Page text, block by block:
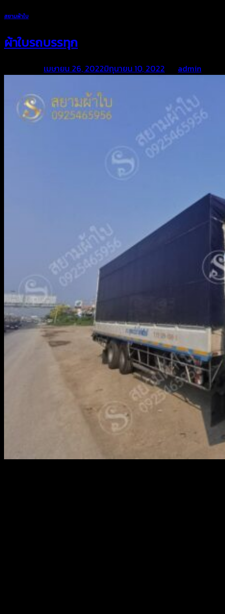
สยามผ้าใบ
ผ้าใบรถบรรทุก
เมษายน 26, 2022มิถุนายน 10, 2022 admin